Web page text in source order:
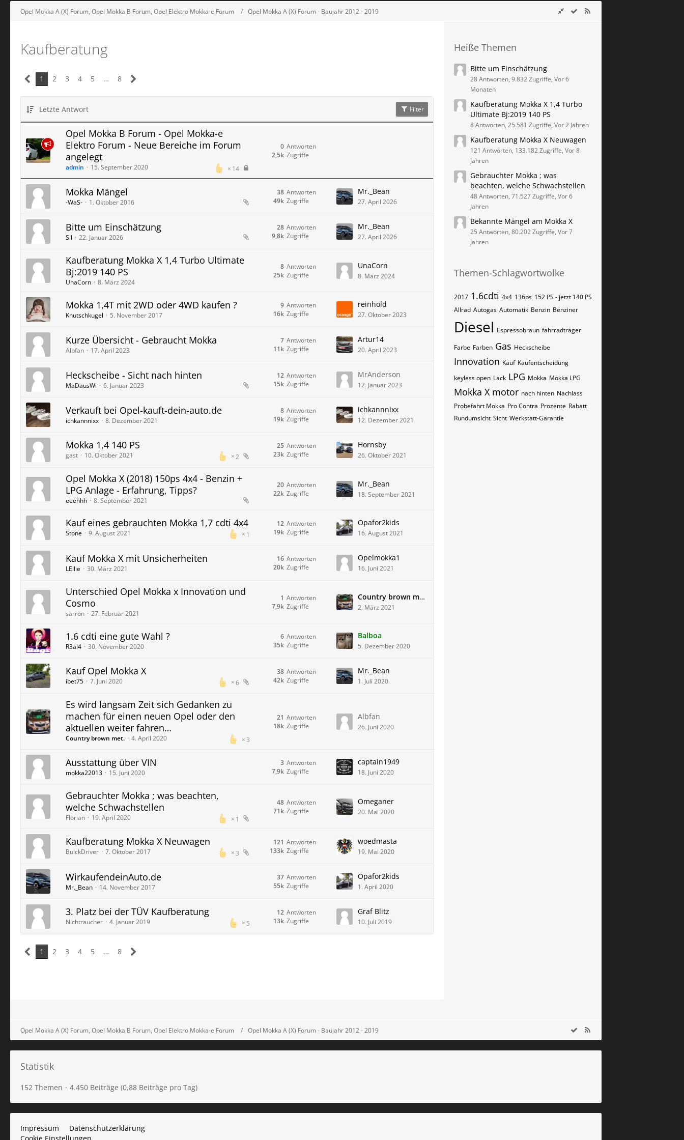
Opel Mokka A (X) Forum, Opel Mokka B Forum, Opel Elektro Mokka-e Forum Opel Mokka A (X) Forum - Baujahr 2012 - 2019
Kaufberatung
1 2 3 4 5 … 8
Letzte Antwort Filter
Opel Mokka B Forum - Opel Mokka-e
Elektro Forum - Neue Bereiche im Forum
angelegt
14
admin 15. September 2020
Antworten
0
Zugriffe
2,5k
Mokka Mängel
-WaS- 1. Oktober 2016
Antworten
38
Zugriffe
49k
Mr._Bean
27. April 2026
Bitte um Einschätzung
Sil 22. Januar 2026
Antworten
28
Zugriffe
9,8k
Mr._Bean
27. April 2026
Kaufberatung Mokka X 1,4 Turbo Ultimate
Bj:2019 140 PS
UnaCorn 8. März 2024
Antworten
8
Zugriffe
25k
UnaCorn
8. März 2024
Mokka 1,4T mit 2WD oder 4WD kaufen ?
Knutschkugel 5. November 2017
Antworten
9
Zugriffe
16k
reinhold
27. Oktober 2023
Kurze Übersicht - Gebraucht Mokka
Albfan 17. April 2023
Antworten
7
Zugriffe
11k
Artur14
20. April 2023
Heckscheibe - Sicht nach hinten
MaDausWi 6. Januar 2023
Antworten
12
Zugriffe
15k
MrAnderson
12. Januar 2023
Verkauft bei Opel-kauft-dein-auto.de
ichkannnixx 8. Dezember 2021
Antworten
8
Zugriffe
19k
ichkannnixx
12. Dezember 2021
Mokka 1,4 140 PS
2
gast 10. Oktober 2021
Antworten
25
Zugriffe
23k
Hornsby
26. Oktober 2021
Opel Mokka X (2018) 150ps 4x4 - Benzin +
LPG Anlage - Erfahrung, Tipps?
eeehhh 8. September 2021
Antworten
20
Zugriffe
22k
Mr._Bean
18. September 2021
Kauf eines gebrauchten Mokka 1,7 cdti 4x4
1
Stone 9. August 2021
Antworten
12
Zugriffe
19k
Opafor2kids
16. August 2021
Kauf Mokka X mit Unsicherheiten
LEllie 30. März 2021
Antworten
16
Zugriffe
20k
Opelmokka1
16. Juni 2021
Unterschied Opel Mokka x Innovation und
Cosmo
sarron 27. Februar 2021
Antworten
1
Zugriffe
7,9k
Country brown met.
2. März 2021
1.6 cdti eine gute Wahl ?
R3al4 30. November 2020
Antworten
6
Zugriffe
35k
Balboa
5. Dezember 2020
Kauf Opel Mokka X
6
ibet75 7. Juni 2020
Antworten
38
Zugriffe
42k
Mr._Bean
1. Juli 2020
Es wird langsam Zeit sich Gedanken zu
machen für einen neuen Opel oder den
aktuellen weiter fahren…
3
Country brown met. 4. April 2020
Antworten
21
Zugriffe
18k
Albfan
26. Juni 2020
Ausstattung über VIN
mokka22013 15. Juni 2020
Antworten
3
Zugriffe
7,9k
captain1949
18. Juni 2020
Gebrauchter Mokka ; was beachten,
welche Schwachstellen
1
Florian 19. April 2020
Antworten
48
Zugriffe
71k
Omeganer
20. Mai 2020
Kaufberatung Mokka X Neuwagen
3
BuickDriver 7. Oktober 2017
Antworten
121
Zugriffe
133k
woedmasta
19. Mai 2020
WirkaufendeinAuto.de
Mr._Bean 14. November 2017
Antworten
37
Zugriffe
55k
Opafor2kids
1. April 2020
3. Platz bei der TÜV Kaufberatung
5
Nichtraucher 4. Januar 2019
Antworten
12
Zugriffe
13k
Graf Blitz
10. Juli 2019
1 2 3 4 5 … 8
Heiße Themen
Bitte um Einschätzung
28 Antworten, 9.832 Zugriffe, Vor 6
Monaten
Kaufberatung Mokka X 1,4 Turbo
Ultimate Bj:2019 140 PS
8 Antworten, 25.581 Zugriffe, Vor 2 Jahren
Kaufberatung Mokka X Neuwagen
121 Antworten, 133.182 Zugriffe, Vor 8
Jahren
Gebrauchter Mokka ; was
beachten, welche Schwachstellen
48 Antworten, 71.527 Zugriffe, Vor 6
Jahren
Bekannte Mängel am Mokka X
25 Antworten, 80.202 Zugriffe, Vor 7
Jahren
Themen-Schlagwortwolke
2017 1.6cdti 4x4 136ps 152 PS - jetzt 140 PS
Allrad Autogas Automatik Benzin Benziner
Diesel Espressobraun fahrradträger
Farbe Farben Gas Heckscheibe
Innovation Kauf Kaufentscheidung
keyless open Lack LPG Mokka Mokka LPG
Mokka X motor nach hinten Nachlass
Probefahrt Mokka Pro Contra Prozente Rabatt
Rundumsicht Sicht Werkstatt-Garantie
Opel Mokka A (X) Forum, Opel Mokka B Forum, Opel Elektro Mokka-e Forum Opel Mokka A (X) Forum - Baujahr 2012 - 2019
Statistik
152 Themen 4.450 Beiträge (0,88 Beiträge pro Tag)
Impressum
Datenschutzerklärung